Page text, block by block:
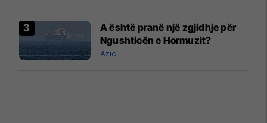
A është pranë një zgjidhje për
Ngushticën e Hormuzit?
Azia